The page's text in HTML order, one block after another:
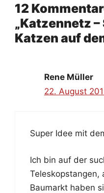
12
„Katzennetz
Katzen auf
Rene Müller
22. August
Super Idee mit
Ich bin auf der
Teleskopstangen,
Baumarkt haben